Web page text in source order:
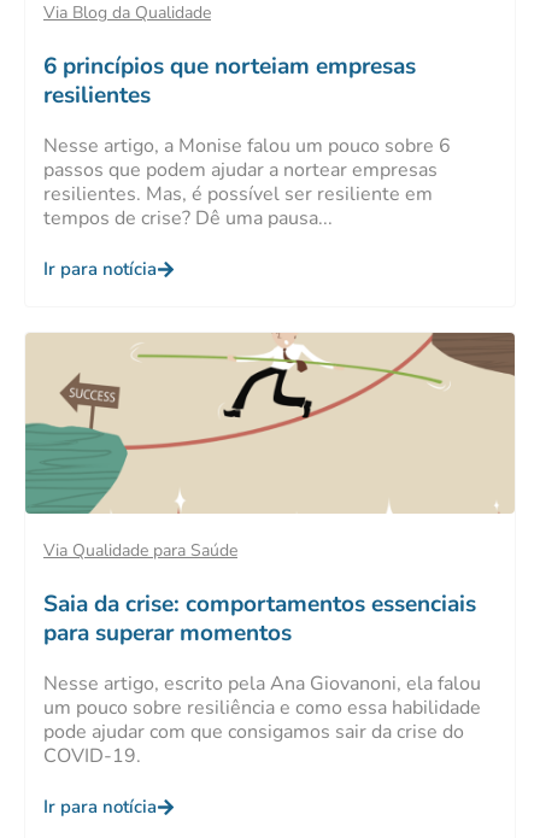
Via Blog da Qualidade
6 princípios que norteiam empresas
resilientes
Nesse artigo, a Monise falou um pouco sobre 6
passos que podem ajudar a nortear empresas
resilientes. Mas, é possível ser resiliente em
tempos de crise? Dê uma pausa...
Ir para notícia
Via Qualidade para Saúde
Saia da crise: comportamentos essenciais
para superar momentos
Nesse artigo, escrito pela Ana Giovanoni, ela falou
um pouco sobre resiliência e como essa habilidade
pode ajudar com que consigamos sair da crise do
COVID-19.
Ir para notícia